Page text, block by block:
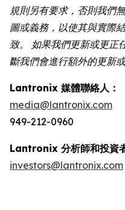
規則另有要求，否則我們
圖或義務，以使其與實際
致。 如果我們更新或更正
斷我們會進行額外的更新或
Lantronix 媒體聯絡人：
media@lantronix.com
949-212-0960
Lantronix 分析師和投資
investors@lantronix.com